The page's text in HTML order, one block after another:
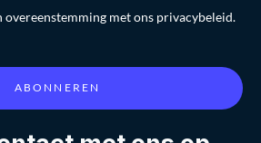
met ons privacybeleid.
ABONNEREN